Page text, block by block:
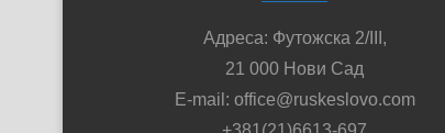
Адреса: Футожска 2/III,
21 000 Нови Сад
E-mail: office@ruskeslovo.com